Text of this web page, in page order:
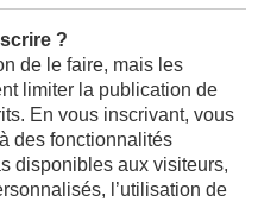
?
de le faire, mais les
limiter la publication de
En vous inscrivant, vous
des fonctionnalités
disponibles aux visiteurs,
l’utilisation de